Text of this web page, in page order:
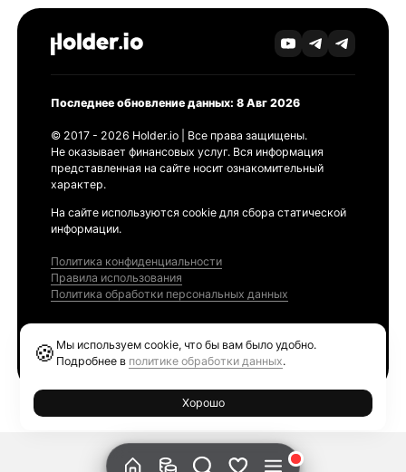
Последнее обновление данных: 8 Авг 2026
© 2017 - 2026 Holder.io | Все права защищены.
Не оказывает финансовых услуг. Вся информация
представленная на сайте носит ознакомительный
характер.
На сайте используются cookie для сбора статической
информации.
Политика конфиденциальности
Правила использования
Политика обработки персональных данных
🍪 Мы используем cookie, что бы вам было удобно.
Подробнее в политике обработки данных.
Хорошо
Ethereum GAS Tracker